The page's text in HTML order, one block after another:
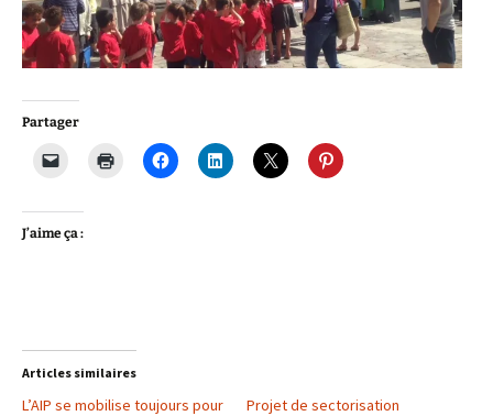
Partager
J’aime ça :
Articles similaires
L’AIP se mobilise toujours pour
Projet de sectorisation